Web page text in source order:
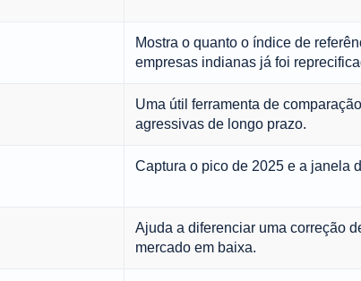
Mostra o quanto o índice de
empresas indianas já foi
Uma útil ferramenta de
agressivas de longo prazo.
Captura o pico de 2025 e a janela
Ajuda a diferenciar uma correção
mercado em baixa.